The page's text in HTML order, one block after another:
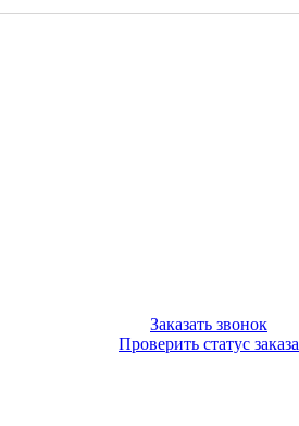
Заказать звонок
Проверить статус заказа